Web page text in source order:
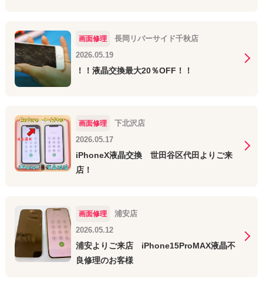
画面修理
長岡リバーサイド千秋店
2026.05.19
！！液晶交換最大20％OFF！！
画面修理
下北沢店
2026.05.17
iPhoneX液晶交換 世田谷区代田よりご来
店！
画面修理
浦安店
2026.05.12
浦安よりご来店 iPhone15ProMAX液晶不
良修理のお客様